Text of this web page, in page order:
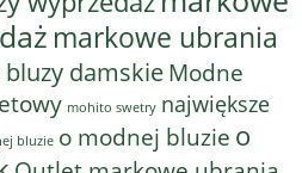
markowe ubrania
damskie Modne
mohito swetry największe
bluzie o modnej bluzie o